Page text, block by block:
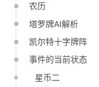
农历
塔罗牌AI解析
凯尔特十字牌阵
事件的当前状态
星币二